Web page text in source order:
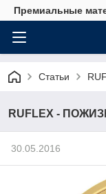
Премиальные
Статьи
RUFLEX -
30.05.2016